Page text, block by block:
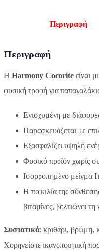
Περιγραφή
Περιγραφή
Η Harmony Cocorite είναι
φυσική τροφή για
Ενισχυμένη με
Παρασκευάζεται με
Εξασφαλίζει υψηλή
Φυσικό προϊόν χωρίς
Ισορροπημένο μείγμα
Η ποικιλία της
βιταμίνες, βελτιώνει
Συστατικά: κριθάρι, βρώμη,
Χορηγείστε ικανοποιητική